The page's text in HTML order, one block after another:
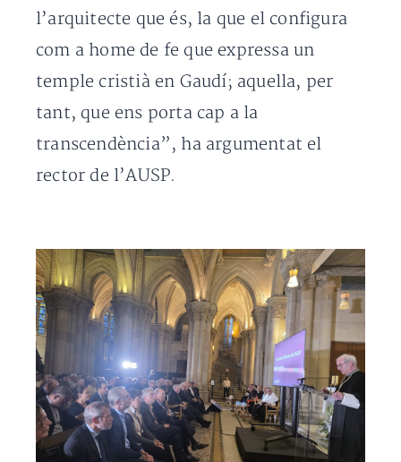
l’arquitecte que és, la que el configura
com a home de fe que expressa un
temple cristià en Gaudí; aquella, per
tant, que ens porta cap a la
transcendència”, ha argumentat el
rector de l’AUSP.